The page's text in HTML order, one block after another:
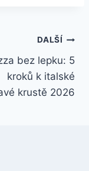
DALŠÍ
bez lepku: 5
kroků k italské
krustě 2026